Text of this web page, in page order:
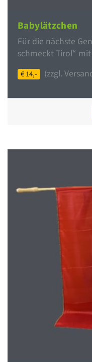
Babylätzchen
Für die nächste
schmeckt Tirol“
€ 14,- (zzgl.